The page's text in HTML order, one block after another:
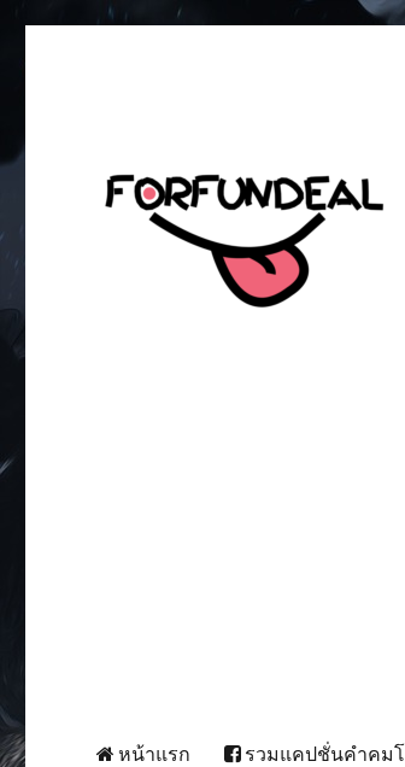
หน้าแรก รวมแคปชั่นคำคม